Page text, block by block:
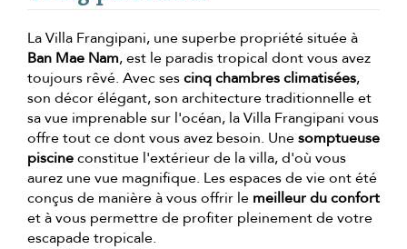
La Villa Frangipani, une superbe propriété située à
Ban Mae Nam, est le paradis tropical dont vous avez
toujours rêvé. Avec sescinq chambres climatisées,
son décor élégant, son architecture traditionnelle et
sa vue imprenable sur l'océan, la Villa Frangipani vous
offre tout ce dont vous avez besoin. Unesomptueuse
piscineconstitue l'extérieur de la villa, d'où vous
aurez une vue magnifique. Les espaces de vie ont été
conçus de manière à vous offrir le meilleur du confort
et à vous permettre de profiter pleinement de votre
escapade tropicale.